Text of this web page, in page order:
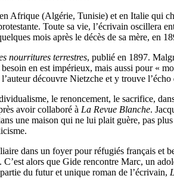
Afrique (Algérie, Tunisie) et en Italie qui
Toute sa vie, l’écrivain oscillera
mois après le décès de sa mère, en
nourritures terrestres, publié en 1897.
en est impérieux, mais aussi pour «
découvre Nietzche et y trouve l’écho
le renoncement, le sacrifice,
avoir collaboré à La Revue Blanche.
une maison qui ne lui plait guère, pas
dans un foyer pour réfugiés français et
alors que Gide rencontre Marc, un
du futur et unique roman de l’écrivain,